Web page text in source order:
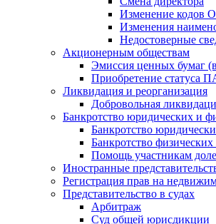
Изменение кодов
Изменения
Недостоверные
Акционерным обществам
Эмиссия ценных бумаг
Приобретение статуса
Ликвидация и реорганизация
Добровольная
Банкротство юридических и
Банкротство
Банкротство
Помощь участникам
Иностранные
Регистрация прав на
Представительство в судах
Арбитраж
Суд общей юрисдикции